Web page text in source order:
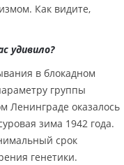
Как видите,
удивило?
в блокадном
группы
Ленинграде оказалось
зима 1942 года.
срок
генетики.